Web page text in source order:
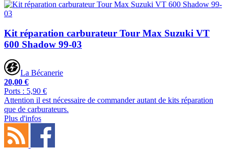
Kit réparation carburateur Tour Max Suzuki VT
600 Shadow 99-03
La Bécanerie
20,00 €
Ports : 5,90 €
Attention il est nécessaire de commander autant de kits réparation
que de carburateurs.
Plus d'infos